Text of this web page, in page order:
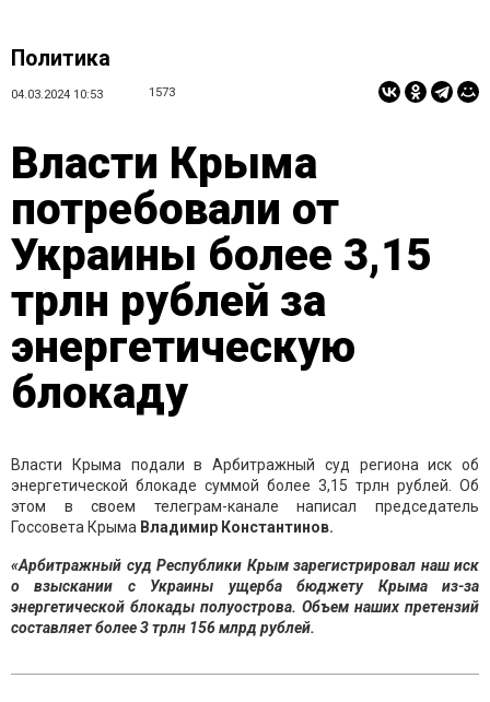
Политика
04.03.2024 10:53 1573
Власти Крыма
потребовали от
Украины более 3,15
трлн рублей за
энергетическую
блокаду
Власти Крыма подали в Арбитражный суд региона иск об
энергетической блокаде суммой более 3,15 трлн рублей. Об
этом в своем телеграм-канале написал председатель
Госсовета Крыма Владимир Константинов.
«Арбитражный суд Республики Крым зарегистрировал наш иск
о взыскании с Украины ущерба бюджету Крыма из-за
энергетической блокады полуострова. Объем наших претензий
составляет более 3 трлн 156 млрд рублей.